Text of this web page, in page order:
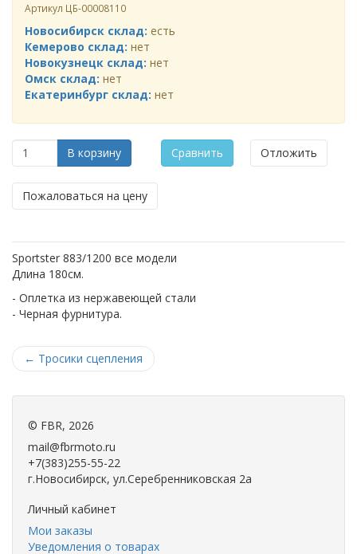
Артикул ЦБ-00008110
Новосибирск склад: есть
Кемерово склад: нет
Новокузнецк склад: нет
Омск склад: нет
Екатеринбург склад: нет
В корзину Сравнить Отложить
Пожаловаться на цену
Sportster 883/1200 все модели
Длина 180см.
- Оплетка из нержавеющей стали
- Черная фурнитура.
← Тросики сцепления
© FBR, 2026
mail@fbrmoto.ru
+7(383)255-55-22
г.Новосибирск, ул.Серебренниковская 2а
Личный кабинет
Мои заказы
Уведомления о товарах